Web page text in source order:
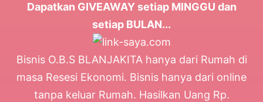
Dapatkan GIVEAWAY setiap MINGGU dan
setiap BULAN...
Bisnis O.B.S BLANJAKITA hanya dari Rumah di
masa Resesi Ekonomi. Bisnis hanya dari online
tanpa keluar Rumah. Hasilkan Uang Rp.